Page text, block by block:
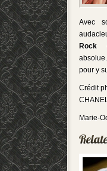
Avec
Rock
pour y
Crédit
Marie-